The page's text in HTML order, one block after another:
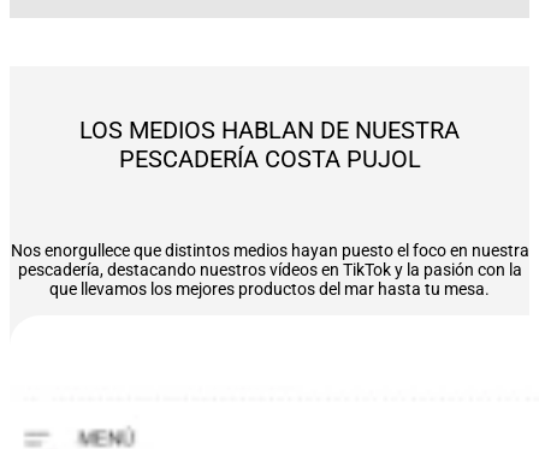
LOS MEDIOS HABLAN DE NUESTRA
PESCADERÍA COSTA PUJOL
Nos enorgullece que distintos medios hayan puesto el foco en nuestra
pescadería, destacando nuestros vídeos en TikTok y la pasión con la
que llevamos los mejores productos del mar hasta tu mesa.